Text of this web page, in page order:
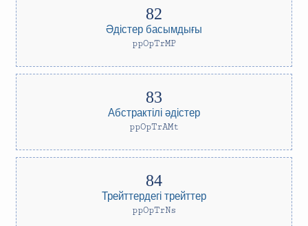
Әдістер басымдығы
ppOpTrMP
Абстрактілі әдістер
ppOpTrAMt
Трейттердегі трейттер
ppOpTrNs